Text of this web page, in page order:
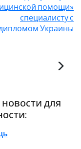
помощи»
специалисту с
Украины
для